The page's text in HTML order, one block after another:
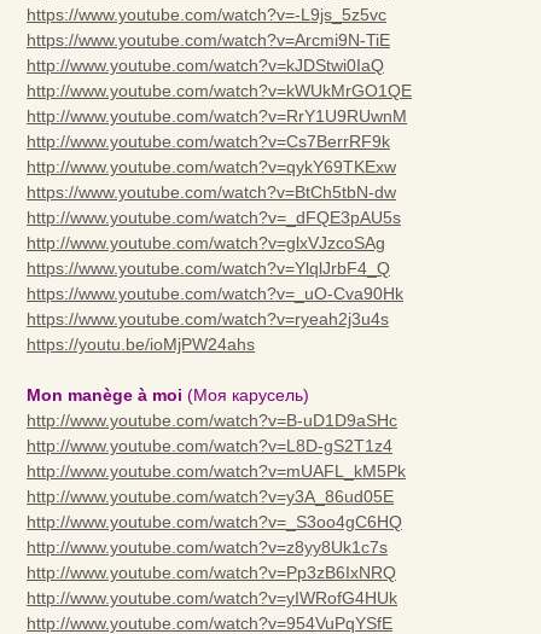
https://www.youtube.com/watch?v=-L9js_5z5vc
https://www.youtube.com/watch?v=Arcmi9N-TiE
http://www.youtube.com/watch?v=kJDStwi0IaQ
http://www.youtube.com/watch?v=kWUkMrGO1QE
http://www.youtube.com/watch?v=RrY1U9RUwnM
http://www.youtube.com/watch?v=Cs7BerrRF9k
http://www.youtube.com/watch?v=qykY69TKExw
https://www.youtube.com/watch?v=BtCh5tbN-dw
http://www.youtube.com/watch?v=_dFQE3pAU5s
http://www.youtube.com/watch?v=glxVJzcoSAg
https://www.youtube.com/watch?v=YlqlJrbF4_Q
https://www.youtube.com/watch?v=_uO-Cva90Hk
https://www.youtube.com/watch?v=ryeah2j3u4s
https://youtu.be/ioMjPW24ahs
Mon manège à moi (Моя карусель)
http://www.youtube.com/watch?v=B-uD1D9aSHc
http://www.youtube.com/watch?v=L8D-gS2T1z4
http://www.youtube.com/watch?v=mUAFL_kM5Pk
http://www.youtube.com/watch?v=y3A_86ud05E
http://www.youtube.com/watch?v=_S3oo4gC6HQ
http://www.youtube.com/watch?v=z8yy8Uk1c7s
http://www.youtube.com/watch?v=Pp3zB6IxNRQ
http://www.youtube.com/watch?v=yIWRofG4HUk
http://www.youtube.com/watch?v=954VuPqYSfE